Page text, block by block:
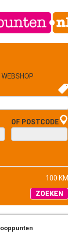
WEBSHOP
OF POSTCODE
100 KM
ZOEKEN